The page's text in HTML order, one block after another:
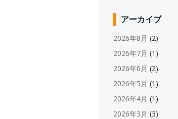
アーカイブ
2026年8月 (2)
2026年7月 (1)
2026年6月 (2)
2026年5月 (1)
2026年4月 (1)
2026年3月 (3)